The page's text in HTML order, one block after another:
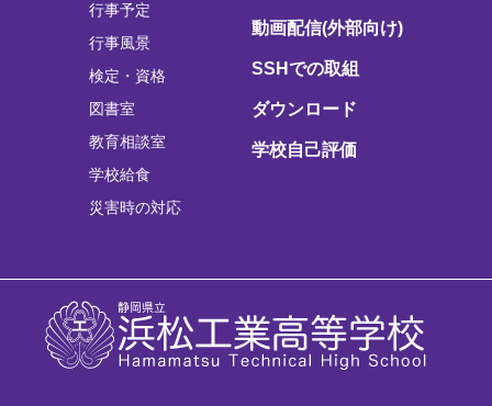
行事予定
行事風景
検定・資格
図書室
教育相談室
学校給食
災害時の対応
動画配信(外部向け)
SSHでの取組
ダウンロード
学校自己評価